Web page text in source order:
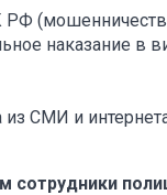
РФ
наказание в
СМИ и
сотрудники